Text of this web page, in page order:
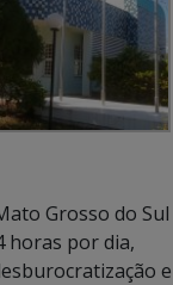
Grosso do Sul
horas por dia,
e